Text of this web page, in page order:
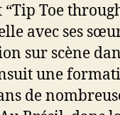
Toe
avec ses
sur scène
une
de